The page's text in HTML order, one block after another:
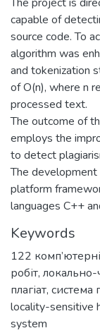
capable of
source code. To
algorithm was
and tokenization
of O(n), where n
processed text.
The outcome of
employs the
to detect
The
platform
languages C++
Keywords
122
робіт,
плагіат, система
locality-sensitive
system